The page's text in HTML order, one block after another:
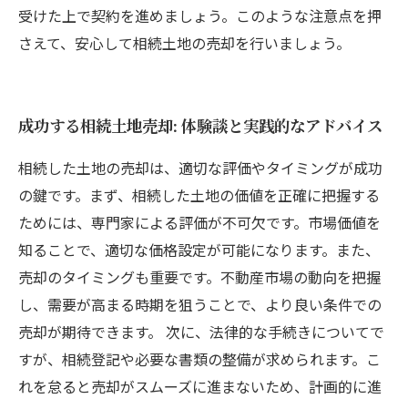
受けた上で契約を進めましょう。このような注意点を押
さえて、安心して相続土地の売却を行いましょう。
成功する相続土地売却: 体験談と実践的なアドバイス
相続した土地の売却は、適切な評価やタイミングが成功
の鍵です。まず、相続した土地の価値を正確に把握する
ためには、専門家による評価が不可欠です。市場価値を
知ることで、適切な価格設定が可能になります。また、
売却のタイミングも重要です。不動産市場の動向を把握
し、需要が高まる時期を狙うことで、より良い条件での
売却が期待できます。 次に、法律的な手続きについてで
すが、相続登記や必要な書類の整備が求められます。こ
れを怠ると売却がスムーズに進まないため、計画的に進